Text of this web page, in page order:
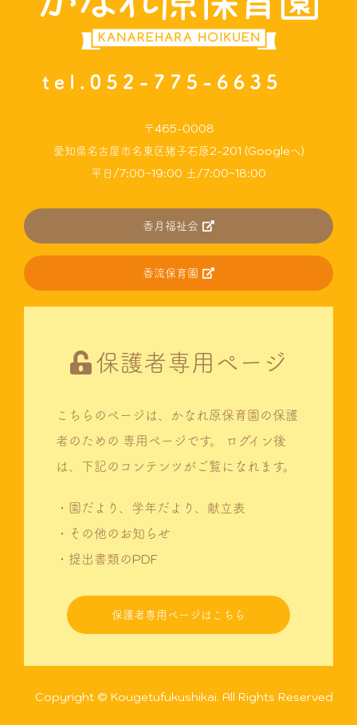
〒465-0008
愛知県名古屋市名東区猪子石原2-201 (Googleへ)
平日/7:00~19:00 土/7:00~18:00
香月福祉会
香流保育園
保護者専用ページ
こちらのページは、かなれ原保育園の保護
者のための 専用ページです。
ログイン後
は、下記のコンテンツがご覧になれます。
・園だより、学年だより、献立表
・その他のお知らせ
・提出書類のPDF
保護者専用ページはこちら
Copyright © Kougetufukushikai. All Rights Reserved